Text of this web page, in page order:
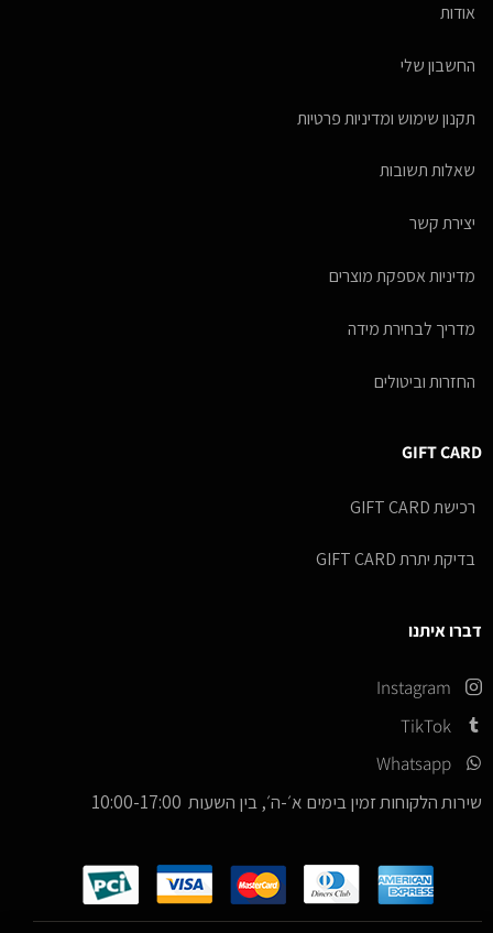
אודות
החשבון שלי
תקנון שימוש ומדיניות פרטיות
שאלות תשובות
יצירת קשר
מדיניות אספקת מוצרים
מדריך לבחירת מידה
החזרות וביטולים
GIFT CARD
רכישת GIFT CARD
בדיקת יתרת GIFT CARD
דברו איתנו
Instagram
TikTok
Whatsapp
שירות הלקוחות זמין בימים א׳-ה׳, בין השעות 10:00-17:00